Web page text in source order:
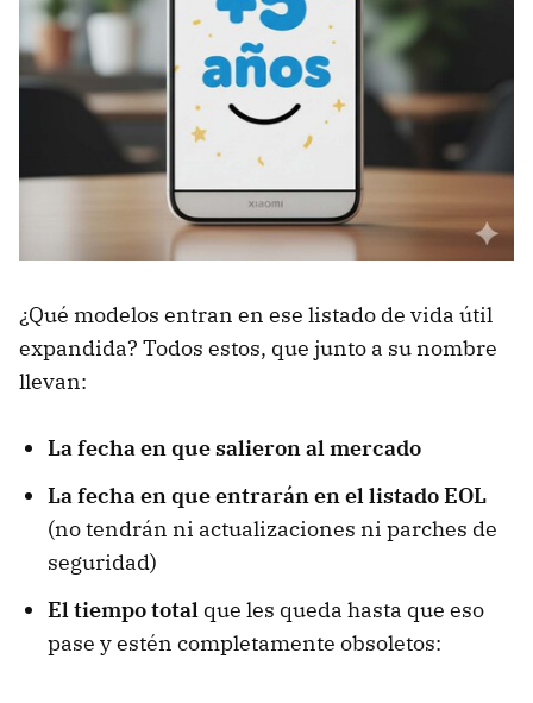
¿Qué modelos entran en ese listado de vida útil
expandida? Todos estos, que junto a su nombre
llevan:
La fecha en que salieron al mercado
La fecha en que entrarán en el listado EOL
(no tendrán ni actualizaciones ni parches de
seguridad)
El tiempo total que les queda hasta que eso
pase y estén completamente obsoletos: